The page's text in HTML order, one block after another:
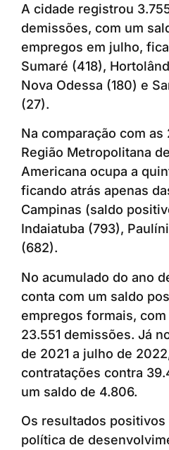
A cidade registrou
demissões, com um
empregos em julho,
Sumaré (418),
Nova Odessa (180) e
(27).
Na comparação com as
Região Metropolitana
Americana ocupa a
ficando atrás apenas
Campinas (saldo
Indaiatuba (793),
(682).
No acumulado do ano
conta com um saldo
empregos formais, com
23.551 demissões. Já
de 2021 a julho de
contratações contra
um saldo de 4.806.
Os resultados
política de